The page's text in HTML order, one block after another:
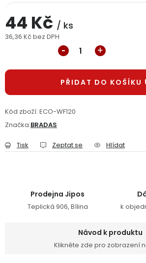
Doprava a platba Váš
Reklamační
Podmínky ochrany osobních údajů
44 Kč / ks
36,36 Kč bez DPH
PŘIDAT DO KOŠÍKU
Kód zboží: ECO-WF120
Značka:BRADAS
Tisk Zeptat se Hlídat
Prodejna Jipos
Teplická 906, Bílina k
Návod k produktu
Klikněte zde pro zobrazení